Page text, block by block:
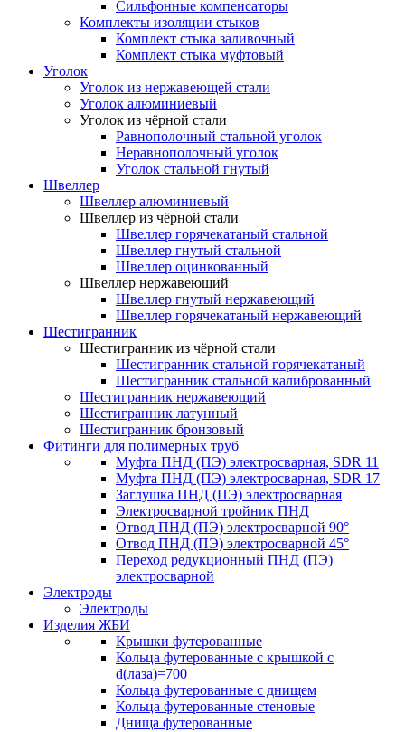
Сильфонные компенсаторы
Комплекты изоляции стыков
Комплект стыка заливочный
Комплект стыка муфтовый
Уголок
Уголок из нержавеющей стали
Уголок алюминиевый
Уголок из чёрной стали
Равнополочный стальной уголок
Неравнополочный уголок
Уголок стальной гнутый
Швеллер
Швеллер алюминиевый
Швеллер из чёрной стали
Швеллер горячекатаный стальной
Швеллер гнутый стальной
Швеллер оцинкованный
Швеллер нержавеющий
Швеллер гнутый нержавеющий
Швеллер горячекатаный нержавеющий
Шестигранник
Шестигранник из чёрной стали
Шестигранник стальной горячекатаный
Шестигранник стальной калиброванный
Шестигранник нержавеющий
Шестигранник латунный
Шестигранник бронзовый
Фитинги для полимерных труб
Муфта ПНД (ПЭ) электросварная, SDR 11
Муфта ПНД (ПЭ) электросварная, SDR 17
Заглушка ПНД (ПЭ) электросварная
Электросварной тройник ПНД
Отвод ПНД (ПЭ) электросварной 90°
Отвод ПНД (ПЭ) электросварной 45°
Переход редукционный ПНД (ПЭ)
электросварной
Электроды
Электроды
Изделия ЖБИ
Крышки футерованные
Кольца футерованные с крышкой с
d(лаза)=700
Кольца футерованные с днищем
Кольца футерованные стеновые
Днища футерованные